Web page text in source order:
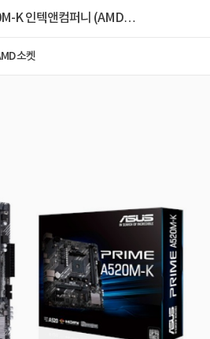
K 인텍앤컴퍼니 (AMD
소켓